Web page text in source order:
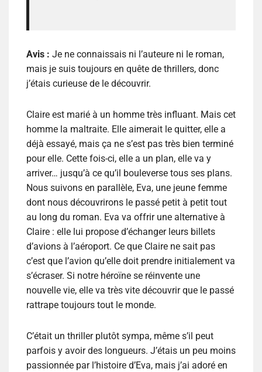
Avis : Je ne connaissais ni l’auteure ni le roman,
mais je suis toujours en quête de thrillers, donc
j’étais curieuse de le découvrir.
Claire est marié à un homme très influant. Mais cet
homme la maltraite. Elle aimerait le quitter, elle a
déjà essayé, mais ça ne s’est pas très bien terminé
pour elle. Cette fois-ci, elle a un plan, elle va y
arriver… jusqu’à ce qu’il bouleverse tous ses plans.
Nous suivons en parallèle, Eva, une jeune femme
dont nous découvrirons le passé petit à petit tout
au long du roman. Eva va offrir une alternative à
Claire : elle lui propose d’échanger leurs billets
d’avions à l’aéroport. Ce que Claire ne sait pas
c’est que l’avion qu’elle doit prendre initialement va
s’écraser. Si notre héroïne se réinvente une
nouvelle vie, elle va très vite découvrir que le passé
rattrape toujours tout le monde.
C’était un thriller plutôt sympa, même s’il peut
parfois y avoir des longueurs. J’étais un peu moins
passionnée par l’histoire d’Eva, mais j’ai adoré en